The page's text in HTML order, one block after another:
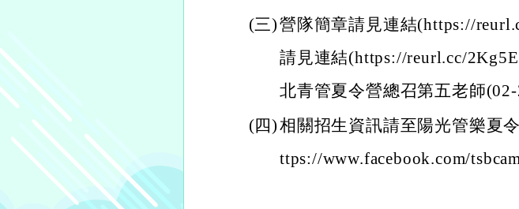
(三)營隊簡章請見連結(https://
請見連結(https://reurl.cc/
北青管夏令營總召第五老師(02-
(四)相關招生資訊請至陽光管樂夏
ttps://www.facebook.com/